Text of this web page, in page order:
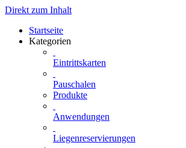
Direkt zum Inhalt
Startseite
Kategorien
Eintrittskarten
Pauschalen
Produkte
Anwendungen
Liegenreservierungen